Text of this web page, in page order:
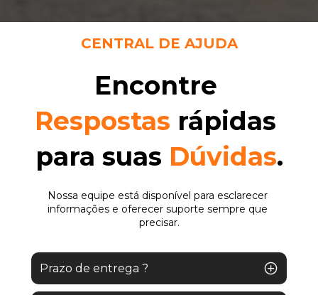
Prazo de entrega ?
O prazo de entrega dos pedidos varia de acordo
CENTRAL DE AJUDA
Respostas rápidas
para suas Dúvidas.
Nossa equipe está disponível para esclarecer
informações e oferecer suporte sempre que
precisar.